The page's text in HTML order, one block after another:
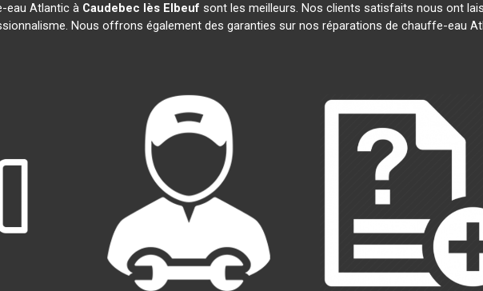
eau Atlantic à Caudebec lès Elbeuf sont les meilleurs. Nos clients satisfaits nous ont
Nous offrons également des garanties sur nos réparations de chauffe-eau